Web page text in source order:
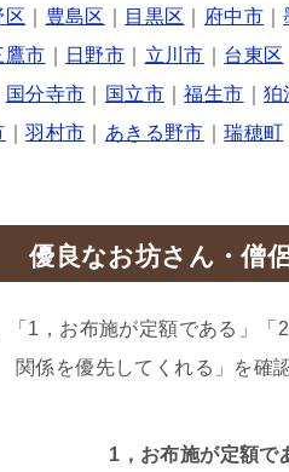
区 豊島区 目黒区 府中市 ｜
鷹市 日野市 立川市 台東区
国分寺市 国立市 ｜福生市 ｜狛
｜羽村市 あきる野市 ｜瑞穂町
優良なお坊さん・僧
1，お布施が定額である」
関係を優先してくれる」を確
1，お布施が定額で